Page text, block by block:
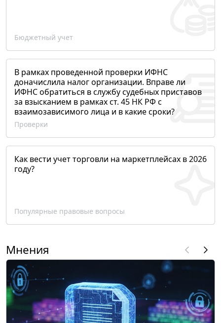
Бюджетный учет
В рамках проведенной проверки ИФНС
доначислила налог организации. Вправе ли
ИФНС обратиться в службу судебных приставов
за взысканием в рамках ст. 45 НК РФ с
взаимозависимого лица и в какие сроки?
Проверки
Как вести учет торговли на маркетплейсах в 2026
году?
Популярные правовые вопросы
Мнения